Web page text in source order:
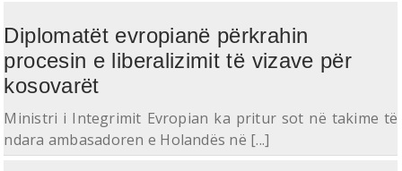
Diplomatët evropianë përkrahin
procesin e liberalizimit të vizave për
kosovarët
Ministri i Integrimit Evropian ka pritur sot në takime të
ndara ambasadoren e Holandës në [...]